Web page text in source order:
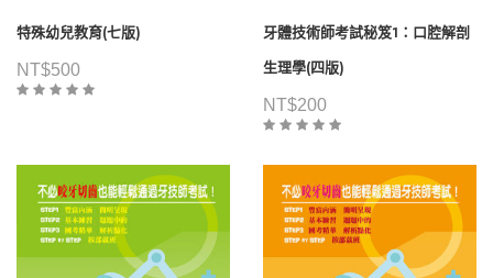
特殊幼兒教育(七版)
NT$500
牙體技術師考試秘笈1：口腔解剖
生理學(四版)
NT$200